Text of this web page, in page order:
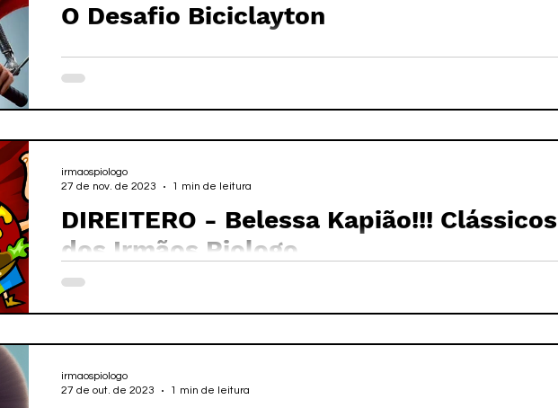
O Desafio Biciclayton
DIREITERO - ​Belessa Kapião!!! Clássicos
dos Irmãos Piologo
irmaospiologo
27 de nov. de 2023
1 min de leitura
irmaospiologo
27 de out. de 2023
1 min de leitura